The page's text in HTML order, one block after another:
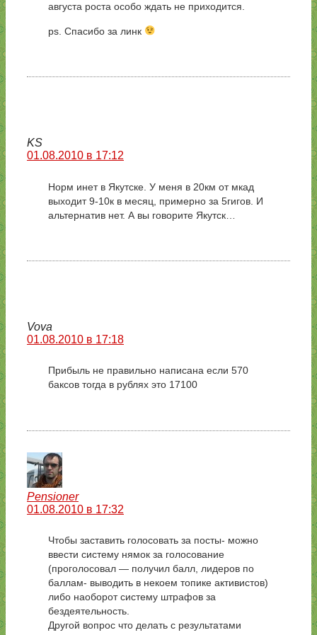
августа роста особо ждать не приходится.
ps. Спасибо за линк
KS
01.08.2010 в 17:12
Норм инет в Якутске. У меня в 20км от мкад
выходит 9-10к в месяц, примерно за 5гигов. И
альтернатив нет. А вы говорите Якутск…
Vova
01.08.2010 в 17:18
Прибыль не правильно написана если 570
баксов тогда в рублях это 17100
Pensioner
01.08.2010 в 17:32
Чтобы заставить голосовать за посты- можно
ввести систему нямок за голосование
(проголосовал — получил балл, лидеров по
баллам- выводить в некоем топике активистов)
либо наоборот систему штрафов за
бездеятельность.
Другой вопрос что делать с результатами